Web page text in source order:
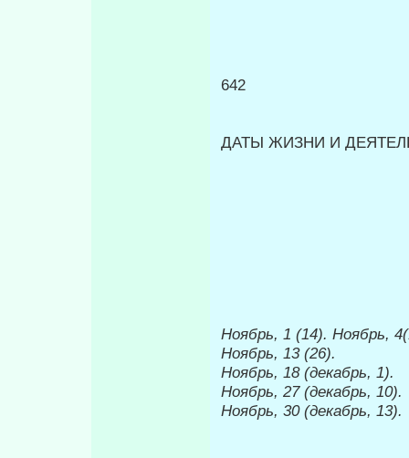
642
ДАТЫ ЖИЗНИ И
Ноябрь, 1 (14). Ноябрь,
Ноябрь, 13 (26).
Ноябрь, 18 (декабрь, 1).
Ноябрь, 27 (декабрь, 10).
Ноябрь, 30 (декабрь, 13).